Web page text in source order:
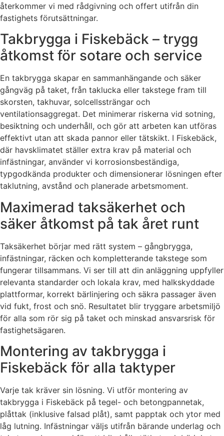
återkommer vi med rådgivning och offert utifrån din
fastighets förutsättningar.
Takbrygga i Fiskebäck – trygg
åtkomst för sotare och service
En takbrygga skapar en sammanhängande och säker
gångväg på taket, från taklucka eller takstege fram till
skorsten, takhuvar, solcellssträngar och
ventilationsaggregat. Det minimerar riskerna vid sotning,
besiktning och underhåll, och gör att arbeten kan utföras
effektivt utan att skada pannor eller tätskikt. I Fiskebäck,
där havsklimatet ställer extra krav på material och
infästningar, använder vi korrosionsbeständiga,
typgodkända produkter och dimensionerar lösningen efter
taklutning, avstånd och planerade arbetsmoment.
Maximerad taksäkerhet och
säker åtkomst på tak året runt
Taksäkerhet börjar med rätt system – gångbrygga,
infästningar, räcken och kompletterande takstege som
fungerar tillsammans. Vi ser till att din anläggning uppfyller
relevanta standarder och lokala krav, med halkskyddade
plattformar, korrekt bärlinjering och säkra passager även
vid fukt, frost och snö. Resultatet blir tryggare arbetsmiljö
för alla som rör sig på taket och minskad ansvarsrisk för
fastighetsägaren.
Montering av takbrygga i
Fiskebäck för alla taktyper
Varje tak kräver sin lösning. Vi utför montering av
takbrygga i Fiskebäck på tegel- och betongpannetak,
plåttak (inklusive falsad plåt), samt papptak och ytor med
låg lutning. Infästningar väljs utifrån bärande underlag och